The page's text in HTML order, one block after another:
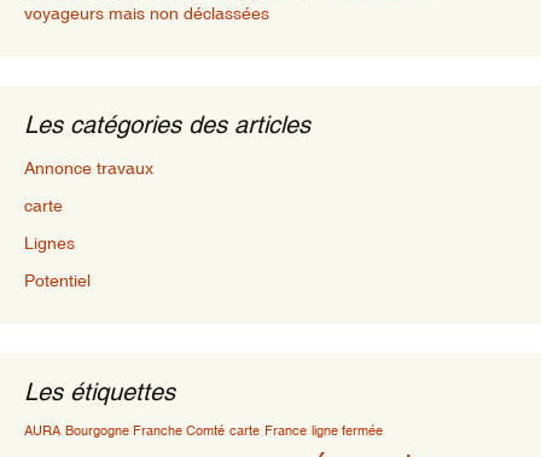
voyageurs mais non déclassées
Les catégories des articles
Annonce travaux
carte
Lignes
Potentiel
Les étiquettes
AURA Bourgogne Franche Comté carte France ligne fermée